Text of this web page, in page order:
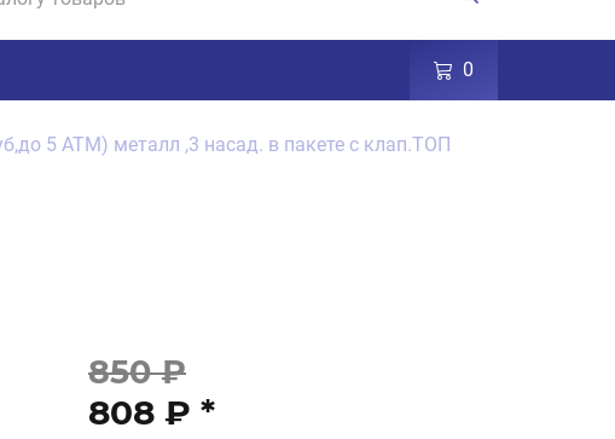
0
5 АТМ) металл ,3 насад. в пакете с клап.ТОП
850 ₽
808 ₽ *